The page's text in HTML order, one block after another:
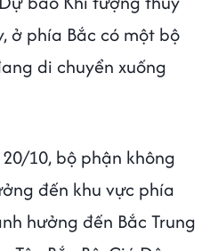
ở phía Bắc có một bộ
di chuyển xuống
10, bộ phận không
đến khu vực phía
hưởng đến Bắc Trung